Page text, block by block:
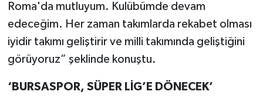
Roma'da mutluyum. Kulübümde devam
edeceğim. Her zaman takımlarda rekabet olması
iyidir takımı geliştirir ve milli takımında geliştiğini
görüyoruz” şeklinde konuştu.
‘BURSASPOR, SÜPER LİG’E DÖNECEK’